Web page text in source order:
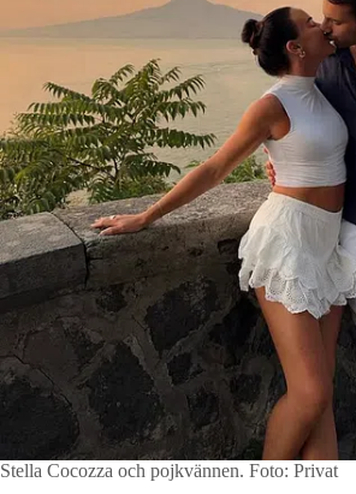
Stella Cocozza och pojkvännen. Foto: Privat